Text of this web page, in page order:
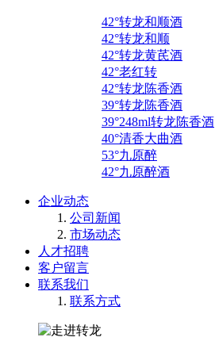
42°转龙和顺酒
42°转龙和顺
42°转龙黄芪酒
42°老红转
42°转龙陈香酒
39°转龙陈香酒
39°248ml转龙陈香酒
40°清香大曲酒
53°九原醉
42°九原醉酒
企业动态
公司新闻
市场动态
人才招聘
客户留言
联系我们
联系方式